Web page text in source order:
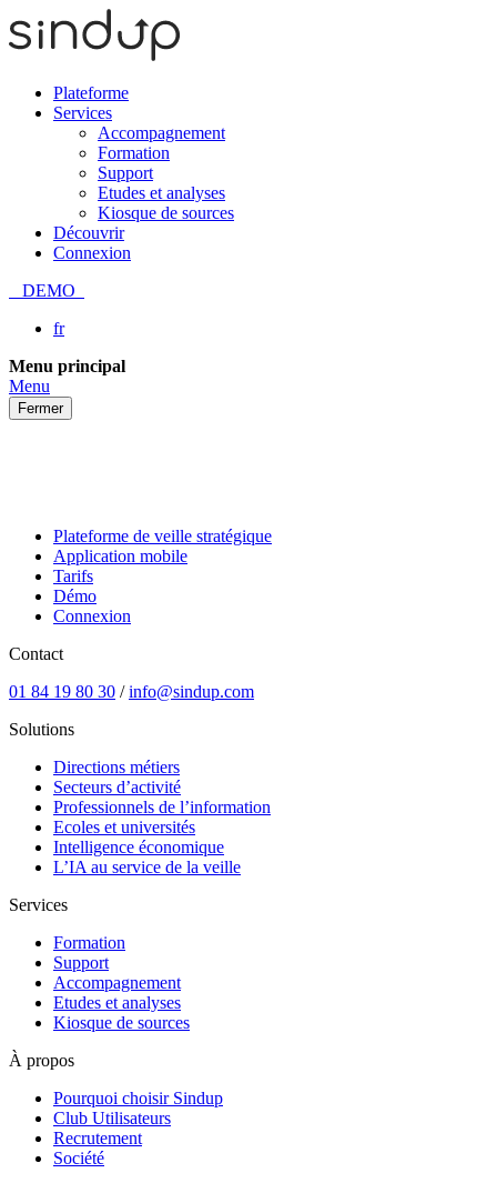
Plateforme
Services
Accompagnement
Formation
Support
Etudes et analyses
Kiosque de sources
Découvrir
Connexion
DEMO
fr
Passer
au
contenu
Menu principal
Menu
Fermer
Plateforme de veille stratégique
Application mobile
Tarifs
Démo
Connexion
Contact
01 84 19 80 30 /info@sindup.com
Solutions
Directions métiers
Secteurs d’activité
Professionnels de l’information
Ecoles et universités
Intelligence économique
L’IA au service de la veille
Services
Formation
Support
Accompagnement
Etudes et analyses
Kiosque de sources
À propos
Pourquoi choisir Sindup
Club Utilisateurs
Recrutement
Société